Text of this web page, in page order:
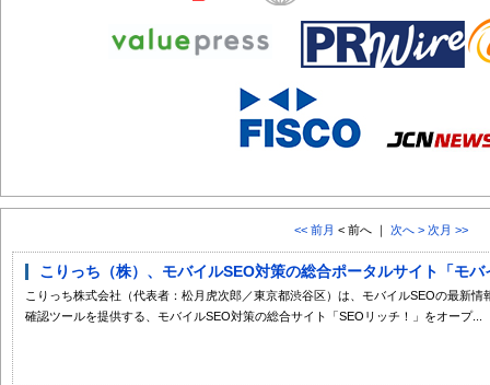
<< 前月 < 前へ ｜ 次へ > 次月 >>
こりっち（株）、モバイルSEO対策の総合ポータルサイト「モ
こりっち株式会社（代表者：松月虎次郎／東京都渋谷区）は、モバイルSEOの最新
確認ツールを提供する、モバイルSEO対策の総合サイト「SEOリッチ！」をオープ...